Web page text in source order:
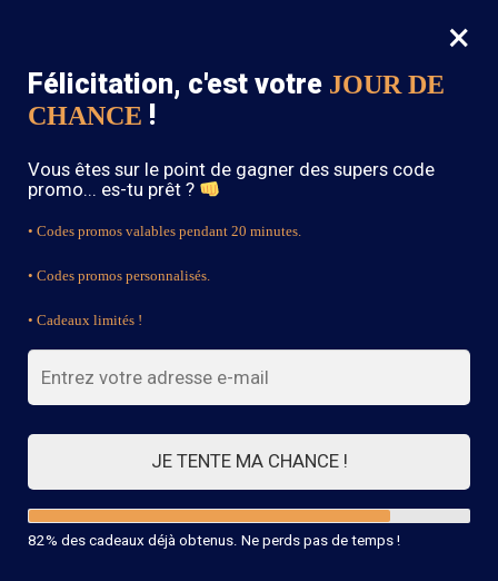
0
SOLDES : -15% sur toute la boutique avec le code « BOHEME15 »
×
Félicitation, c'est votre JOUR DE
CHANCE !
Vous êtes sur le point de gagner des supers code
promo... es-tu prêt ?
• Codes promos valables pendant 20 minutes.
• Codes promos personnalisés.
• Cadeaux limités !
JE TENTE MA CHANCE !
82% des cadeaux déjà obtenus. Ne perds pas de temps !